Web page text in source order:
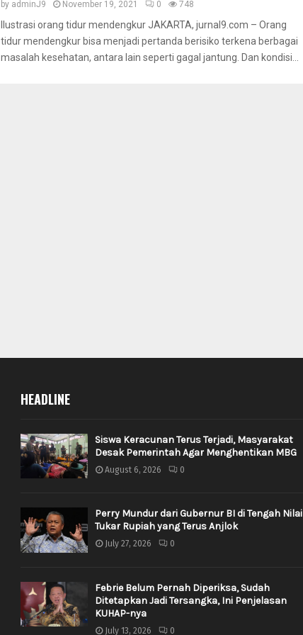
by adminJ9 November 19, 2021 0 748
Ilustrasi orang tidur mendengkur JAKARTA, jurnal9.com – Orang
tidur mendengkur bisa menjadi pertanda berisiko terkena berbagai
masalah kesehatan, antara lain seperti gagal jantung. Dan kondisi...
HEADLINE
Siswa Keracunan Terus Terjadi, Masyarakat
Desak Pemerintah Agar Menghentikan MBG
August 6, 2026 0
Perry Mundur dari Gubernur BI di Tengah Nilai
Tukar Rupiah yang Terus Anjlok
July 27, 2026 0
Febrie Belum Pernah Diperiksa, Sudah
Ditetapkan Jadi Tersangka, Ini Penjelasan
KUHAP-nya
July 13, 2026 0